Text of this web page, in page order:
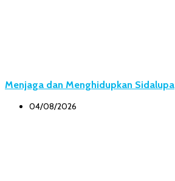
Menjaga dan Menghidupkan Sidalupa
04/08/2026